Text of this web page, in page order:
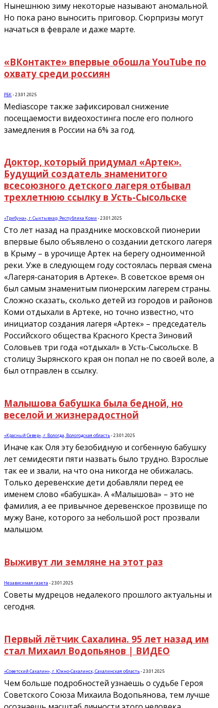
Нынешнюю зиму некоторые называют аномальной.
Но пока рано выносить приговор. Сюрпризы могут
начаться в феврале и даже марте.
«ВКонтакте» впервые обошла YouTube по
охвату среди россиян
РБК-23.01.2025
Mediascope также зафиксировал снижение
посещаемости видеохостинга после его полного
замедления в России на 6% за год.
Доктор, который придумал «Артек».
Будущий создатель знаменитого
всесоюзного детского лагеря отбывал
трехлетнюю ссылку в Усть-Сысольске
«Трибуна», г. Сыктывкар, Республика Коми -23.01.2025
Сто лет назад на празднике московской пионерии
впервые было объявлено о создании детского лагеря
в Крыму – в урочище Артек на берегу одноименной
реки. Уже в следующем году состоялась первая смена
«Лагеря-санатория в Артеке». В советское время он
был самым знаменитым пионерским лагерем страны.
Сложно сказать, сколько детей из городов и районов
Коми отдыхали в Артеке, но точно известно, что
инициатор создания лагеря «Артек» – председатель
Российского общества Красного Креста Зиновий
Соловьев три года «отдыхал» в Усть-Сысольске. В
столицу Зырянского края он попал не по своей воле, а
был отправлен в ссылку.
Малышова бабушка была бедной, но
веселой и жизнерадостной
«Красный Север», г. Вологда, Вологодская область-23.01.2025
Иначе как Оля эту безобидную и согбенную бабушку
лет семидесяти пяти назвать было трудно. Взрослые
так ее и звали, на что она никогда не обижалась.
Только деревенские дети добавляли перед ее
именем слово «бабушка». А «Малышова» – это не
фамилия, а ее привычное деревенское прозвище по
мужу Ване, которого за небольшой рост прозвали
малышом.
Выживут ли земляне на этот раз
Независимая газета -23.01.2025
Советы мудрецов недалекого прошлого актуальны и
сегодня.
Первый лётчик Сахалина. 95 лет назад им
стал Михаил Водопьянов | ВИДЕО
«Советский Сахалин», г. Южно-Сахалинск, Сахалинская область-23.01.2025
Чем больше подробностей узнаешь о судьбе Героя
Советского Союза Михаила Водопьянова, тем лучше